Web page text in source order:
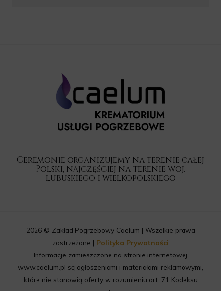
Ceremonie organizujemy na terenie całej
Polski, najczęściej na terenie woj.
lubuskiego i wielkopolskiego
2026 © Zakład Pogrzebowy Caelum | Wszelkie prawa
zastrzeżone | Polityka Prywatności
Informacje zamieszczone na stronie internetowej
www.caelum.pl są ogłoszeniami i materiałami reklamowymi,
które nie stanowią oferty w rozumieniu art. 71 Kodeksu